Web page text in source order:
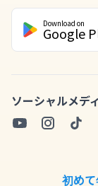
Download on
Google
ソーシャルメデ
初め